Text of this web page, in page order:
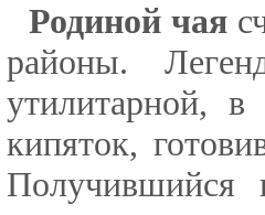
Родиной чая
районы.
утилитарной,
кипяток,
Получившийся